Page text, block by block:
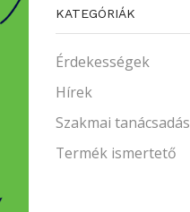
KATEGÓRIÁK
Érdekességek
Hírek
Szakmai tanácsadás
Termék ismertető